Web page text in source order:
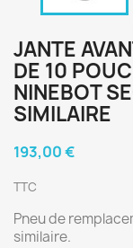
JANTE
DE 10
NINEBOT
SIMILAIRE
193,00 €
TTC
Pneu de
similaire.